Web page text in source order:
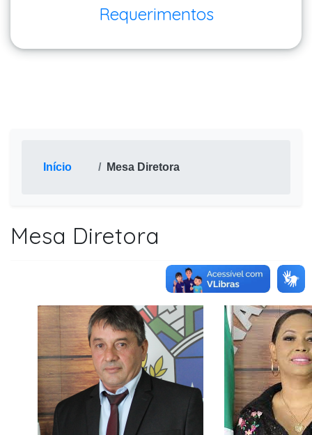
Requerimentos
Início Mesa Diretora
Mesa Diretora